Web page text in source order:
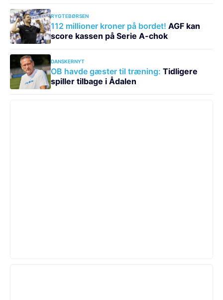
RYGTEBØRSEN
112 millioner kroner på bordet! AGF kan
score kassen på Serie A-chok
DANSKERNYT
OB havde gæster til træning: Tidligere
spiller tilbage i Ådalen